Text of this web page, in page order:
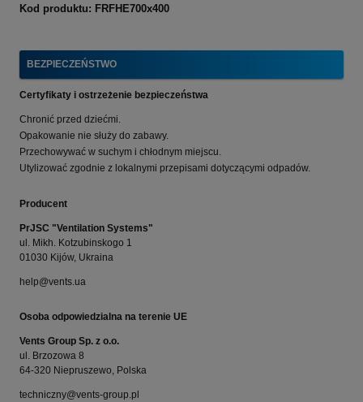
Kod produktu: FRFHE700x400
BEZPIECZEŃSTWO
Certyfikaty i ostrzeżenie bezpieczeństwa
Chronić przed dziećmi.
Opakowanie nie służy do zabawy.
Przechowywać w suchym i chłodnym miejscu.
Utylizować zgodnie z lokalnymi przepisami dotyczącymi odpadów.
Producent
PrJSC "Ventilation Systems"
ul. Mikh. Kotzubinskogo 1
01030 Kijów, Ukraina
help@vents.ua
Osoba odpowiedzialna na terenie UE
Vents Group Sp. z o.o.
ul. Brzozowa 8
64-320 Niepruszewo, Polska
techniczny@vents-group.pl